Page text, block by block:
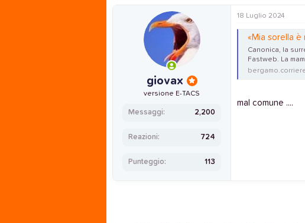
giovax
versione E-TACS
Messaggi 2,200
Reazioni 724
Punteggio 113
18 Luglio 2024
«Mia sorella è
Canonica, la
Fastweb. La
mal comune ....